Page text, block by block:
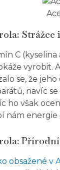
C
vyrobit.
se, že
navíc
ho však
nám energie
obsažené v